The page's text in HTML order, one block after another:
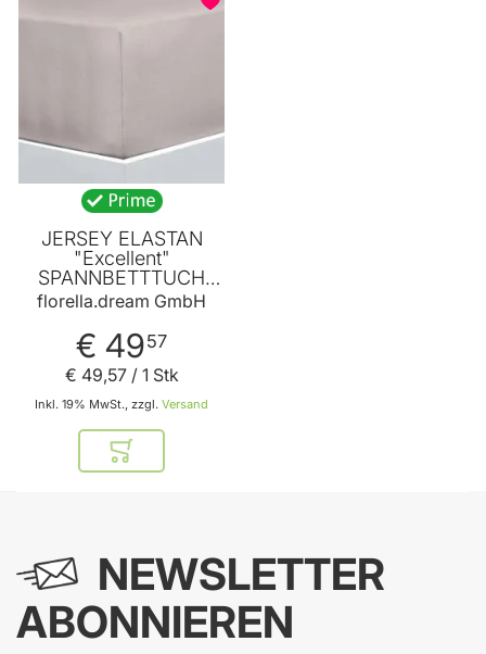
JERSEY ELASTAN
"Excellent"
SPANNBETTTUCH
Leinen 90-100x200-
FLORELLA
florella.dream GmbH
€ 4957
Inkl. 19% MwSt., zzgl. Versand
€ 49,57/ 1 Stk
In den Warenkorb
NEWSLETTER
ABONNIEREN